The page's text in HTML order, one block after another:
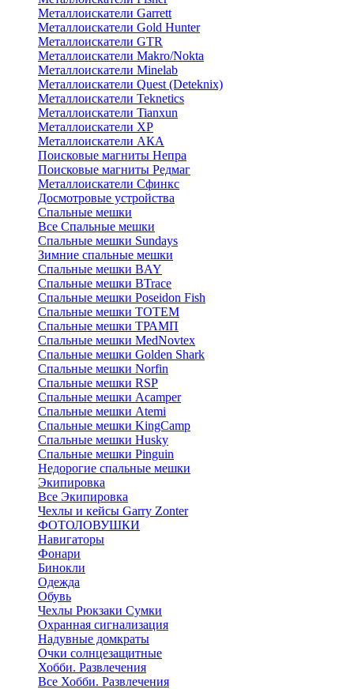
Металлоискатели Garrett
Металлоискатели Gold Hunter
Металлоискатели GTR
Металлоискатели Makro/Nokta
Металлоискатели Minelab
Металлоискатели Quest (Deteknix)
Металлоискатели Teknetics
Металлоискатели Tianxun
Металлоискатели XP
Металлоискатели АКА
Поисковые магниты Непра
Поисковые магниты Редмаг
Металлоискатели Сфинкс
Досмотровые устройства
Спальные мешки
Все Спальные мешки
Спальные мешки Sundays
Зимние спальные мешки
Спальные мешки BAY
Спальные мешки BTrace
Спальные мешки Poseidon Fish
Спальные мешки ТОТЕМ
Спальные мешки ТРАМП
Cпальные мешки MedNovtex
Спальные мешки Golden Shark
Спальные мешки Norfin
Спальные мешки RSP
Спальные мешки Acamper
Спальные мешки Atemi
Спальные мешки KingCamp
Спальные мешки Husky
Спальные мешки Pinguin
Недорогие спальные мешки
Экипировка
Все Экипировка
Чехлы и кейсы Garry Zonter
ФОТОЛОВУШКИ
Навигаторы
Фонари
Бинокли
Одежда
Обувь
Чехлы Рюкзаки Сумки
Охранная сигнализация
Надувные домкраты
Очки солнцезащитные
Хобби. Развлечения
Все Хобби. Развлечения